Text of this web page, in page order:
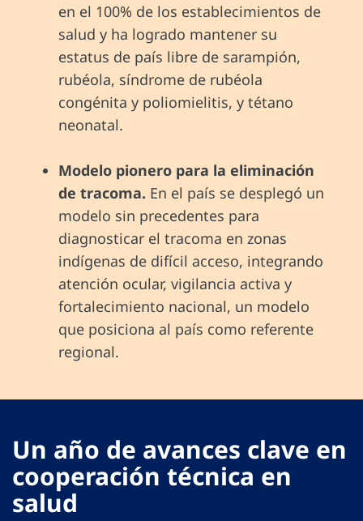
en el 100% de los establecimientos de
salud y ha logrado mantener su
estatus de país libre de sarampión,
rubéola, síndrome de rubéola
congénita y poliomielitis, y tétano
neonatal.
Modelo pionero para la eliminación
de tracoma. En el país se desplegó un
modelo sin precedentes para
diagnosticar el tracoma en zonas
indígenas de difícil acceso, integrando
atención ocular, vigilancia activa y
fortalecimiento nacional, un modelo
que posiciona al país como referente
regional.
Un año de avances clave en
cooperación técnica en
salud